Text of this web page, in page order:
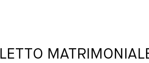
LETTO